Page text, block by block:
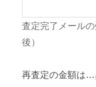
査定完了メール
後）
再査定の金額は…